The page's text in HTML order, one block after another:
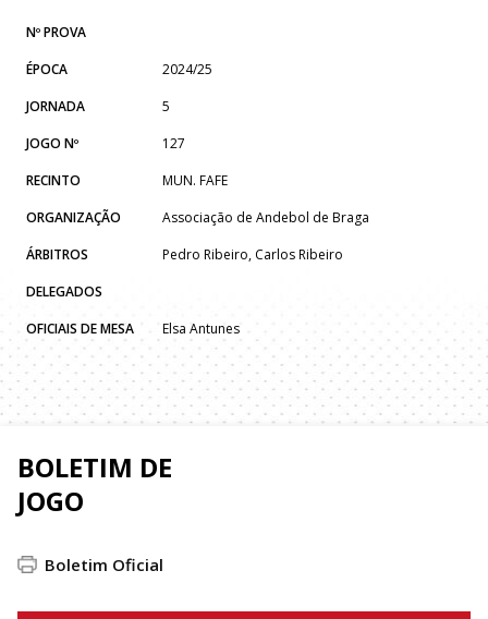
Nº PROVA
ÉPOCA
2024/25
JORNADA
5
JOGO Nº
127
RECINTO
MUN. FAFE
ORGANIZAÇÃO
Associação de Andebol de Braga
ÁRBITROS
Pedro Ribeiro, Carlos Ribeiro
DELEGADOS
OFICIAIS DE MESA
Elsa Antunes
BOLETIM DE
JOGO
Boletim Oficial